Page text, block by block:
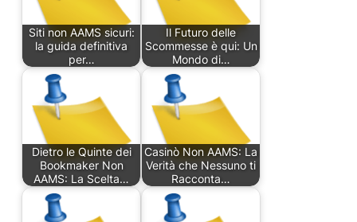
Siti non AAMS sicuri:
la guida definitiva
per…
Il Futuro delle
Scommesse è qui: Un
Mondo di…
Dietro le Quinte dei
Bookmaker Non
AAMS: La Scelta…
Casinò Non AAMS: La
Verità che Nessuno ti
Racconta…